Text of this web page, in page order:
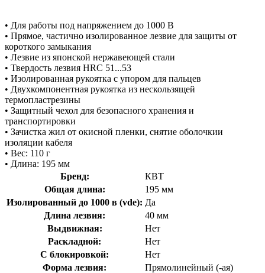
• Для работы под напряжением до 1000 В
• Прямое, частично изолированное лезвие для защиты от
короткого замыкания
• Лезвие из японской нержавеющей стали
• Твердость лезвия HRC 51...53
• Изолированная рукоятка с упором для пальцев
• Двухкомпонентная рукоятка из нескользящей
термопластрезины
• Защитный чехол для безопасного хранения и
транспортировки
• Зачистка жил от окисной пленки, снятие оболочкии
изоляции кабеля
• Вес: 110 г
• Длина: 195 мм
Бренд:
КВТ
Общая длина:
195 мм
Изолированный до 1000 в (vde): Да
Длина лезвия:
40 мм
Выдвижная:
Нет
Раскладной:
Нет
С блокировкой:
Нет
Форма лезвия:
Прямолинейный (-ая)